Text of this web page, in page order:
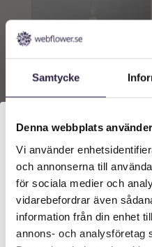
Samtycke
Denna webbplats
Vi använder
och annonserna till
för sociala medier och
vidarebefordrar även
information från din enhet
annons- och analysföretag
300
Lägg till i
Vilken typ av kund är
längst